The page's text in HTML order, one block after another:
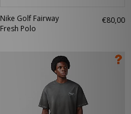
Nike Golf Fairway
Fresh Polo
€80,00